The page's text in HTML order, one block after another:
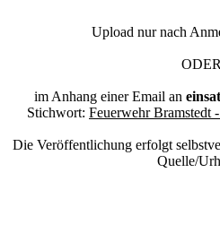
Upload nur nach
im Anhang einer Email an
Stichwort: Feuerwehr Bramstedt
Die Veröffentlichung erfolgt
Quelle/